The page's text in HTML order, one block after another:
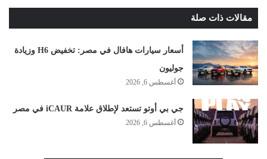
مقالات ذات صلة
أسعار سيارات هافال في مصر: تخفيض H6 وزيادة
جوليون
أغسطس 6, 2026
جي بي أوتو تستعد لإطلاق علامة iCAUR في مصر
أغسطس 6, 2026